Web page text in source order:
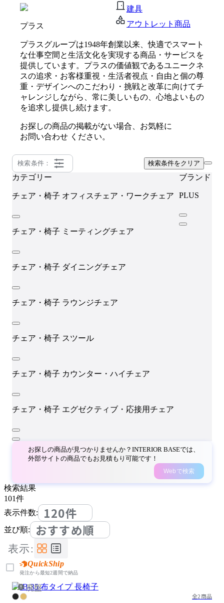
建具
アウトレット商品
プラス
プラスグループは1948年創業以来、快適でスマート
な仕事空間と生活文化を実現する商品・サービスを
提供しています。プラスの価値観であるユニークネ
スの追求・お客様重視・生活者視点・自由と個の尊
重・デザインへのこだわり・挑戦と改革に向けてチ
ャレンジしながら、常に美しいもの、心地よいもの
を追求し提供し続けます。
お探しの商品の掲載がない場合、お気軽に
お問い合わせ ください。
検索条件： 検索条件をクリア
カテゴリー
チェア・椅子 オフィスチェア・ワークチェア
チェア・椅子 ミーティングチェア
チェア・椅子 ダイニングチェア
チェア・椅子 ラウンジチェア
チェア・椅子 スツール
チェア・椅子 カウンター・ハイチェア
チェア・椅子 エグゼクティブ・応接用チェア
ブランド
PLUS
お探しの商品が見つかりませんか？INTERIOR BASEでは、
外部サイトの商品でもお見積もり可能です！
Webで検索
検索結果
101件
表示件数:
120件
並び順: おすすめ順
表示:
QuickShip
発注から最短2週間で納品
廃盤
全2商品